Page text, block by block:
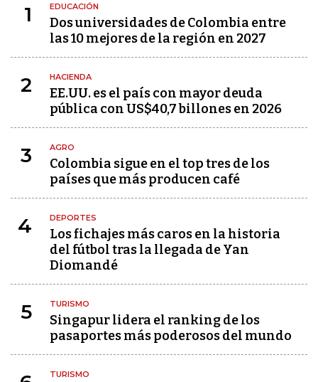
1 EDUCACIÓN
Dos universidades de Colombia entre
las 10 mejores de la región en 2027
2 HACIENDA
EE.UU. es el país con mayor deuda
pública con US$40,7 billones en 2026
3 AGRO
Colombia sigue en el top tres de los
países que más producen café
4 DEPORTES
Los fichajes más caros en la historia
del fútbol tras la llegada de Yan
Diomandé
5 TURISMO
Singapur lidera el ranking de los
pasaportes más poderosos del mundo
TURISMO